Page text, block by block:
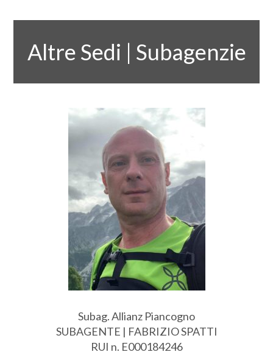
Altre Sedi | Subagenzie
Subag. Allianz Piancogno
SUBAGENTE | FABRIZIO SPATTI
RUI n. E000184246